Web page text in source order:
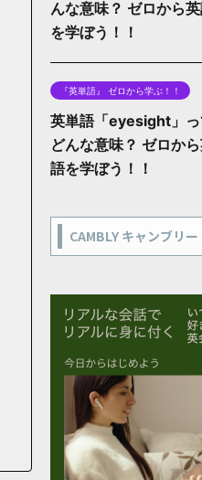
んな意味？ ゼロから
を学ぼう！！
『英単語』 ゼロから学ぶ！！
英単語「eyesight」っ
どんな意味？ ゼロか
語を学ぼう！！
CAMBLY キャンブリー